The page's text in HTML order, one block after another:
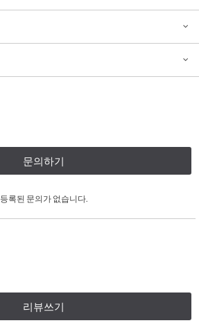
문의하기
등록된 문의가 없습니다.
리뷰쓰기